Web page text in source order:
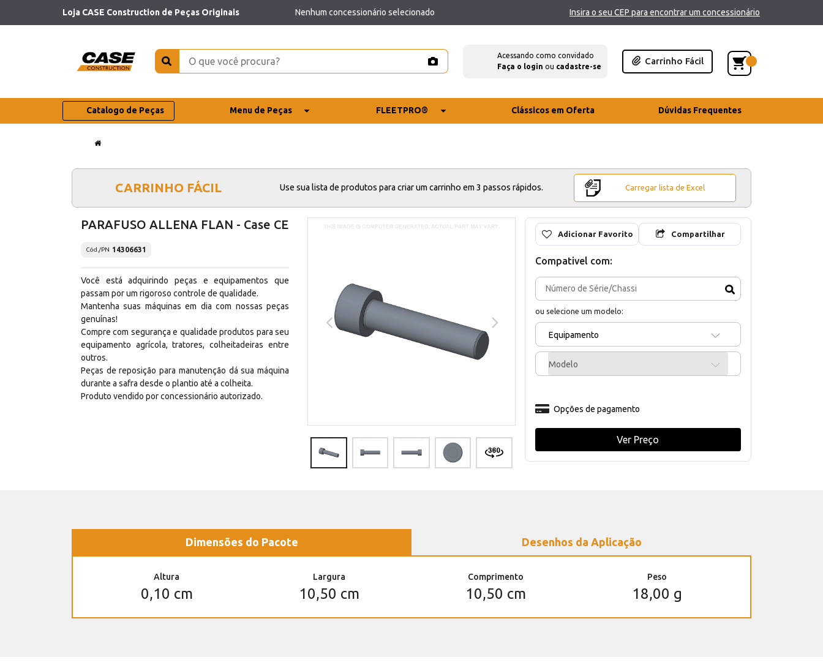
Loja CASE Construction de Peças Originais Nenhum concessionário selecionado Insira o seu CEP para encontrar um concessionário
Acessando como convidado
Faça o login ou cadastre-se
Carrinho Fácil
Catalogo de Peças Menu de Peças FLEETPRO® Clássicos em Oferta Dúvidas Frequentes
CARRINHO FÁCIL Use sua lista de produtos para criar um carrinho em 3 passos rápidos. Carregar lista de Excel
PARAFUSO ALLENA FLAN - Case CE
Cód./PN 14306631
Você está adquirindo peças e equipamentos que
passam por um rigoroso controle de qualidade.
Mantenha suas máquinas em dia com nossas peças
genuínas!
Compre com segurança e qualidade produtos para seu
equipamento agrícola, tratores, colheitadeiras entre
outros.
Peças de reposição para manutenção dá sua máquina
durante a safra desde o plantio até a colheita.
Produto vendido por concessionário autorizado.
Adicionar Favorito Compartilhar
Compativel com:
ou selecione um modelo:
Equipamento
Modelo
Opções de pagamento
Ver Preço
Dimensões do Pacote Desenhos da Aplicação
Altura
0,10 cm
Largura
10,50 cm
Comprimento
10,50 cm
Peso
18,00 g